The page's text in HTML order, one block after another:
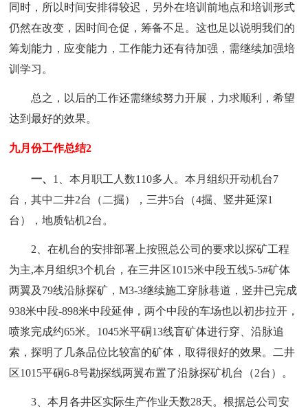
同时，所以时间安排得较迟，另外在培训前地点和培训形式
仍然在改变，因时间仓促，筹备不足。这也足以说明我们的
筹划能力，应变能力，工作能力还有待加强，需继续加强培
训学习。
总之，以后的工作还需继续努力开展，力求顺利，希望
达到最好的效果。
九月份工作总结2
一、 1、本月职工人数110多人。本月组织开动机台7
台，其中二井2台（二掘），三井5台（4掘、竖井延深1
台），地质钻机2台。
2、在机台的安排部署上按照总公司的要求以探矿工程
为主,本月组织3个机台，在三井区1015米中段五线5-5#矿体
两翼及79线沿脉探矿，M3-3继续施工穿脉巷道，竖井已完成
938米中段-898米中段延伸，两个中段的车场也以初步拉开，
喷浆完成约65米。1045米平硐13线盲矿体进行穿、沿脉追
索，探明了几条品位比较富的矿体，取得很好的效果。二井
区1015平硐6-8号勘探线两翼布置了沿脉探矿机台（2台）。
3、本月各井区实际生产作业天数28天。根据总公司安